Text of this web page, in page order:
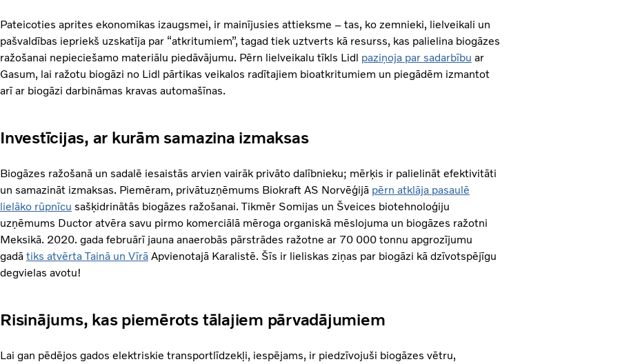
Pateicoties aprites ekonomikas izaugsmei, ir mainījusies attieksme – tas, ko zemnieki, lielveikali un
pašvaldības iepriekš uzskatīja par “atkritumiem”, tagad tiek uztverts kā resurss, kas palielina biogāzes
ražošanai nepieciešamo materiālu piedāvājumu. Pērn lielveikalu tīkls Lidl paziņoja par sadarbību ar
Gasum, lai ražotu biogāzi no Lidl pārtikas veikalos radītajiem bioatkritumiem un piegādēm izmantot
arī ar biogāzi darbināmas kravas automašīnas.
Investīcijas, ar kurām samazina izmaksas
Biogāzes ražošanā un sadalē iesaistās arvien vairāk privāto dalībnieku; mērķis ir palielināt efektivitāti
un samazināt izmaksas. Piemēram, privātuzņēmums Biokraft AS Norvēģijā pērn atklāja pasaulē
lielāko rūpnīcu sašķidrinātās biogāzes ražošanai. Tikmēr Somijas un Šveices biotehnoloģiju
uzņēmums Ductor atvēra savu pirmo komerciālā mēroga organiskā mēslojuma un biogāzes ražotni
Meksikā. 2020. gada februārī jauna anaerobās pārstrādes ražotne ar 70 000 tonnu apgrozījumu
gadā tiks atvērta Tainā un Vīrā Apvienotajā Karalistē. Šīs ir lieliskas ziņas par biogāzi kā dzīvotspējīgu
degvielas avotu!
Risinājums, kas piemērots tālajiem pārvadājumiem
Lai gan pēdējos gados elektriskie transportlīdzekļi, iespējams, ir piedzīvojuši biogāzes vētru,